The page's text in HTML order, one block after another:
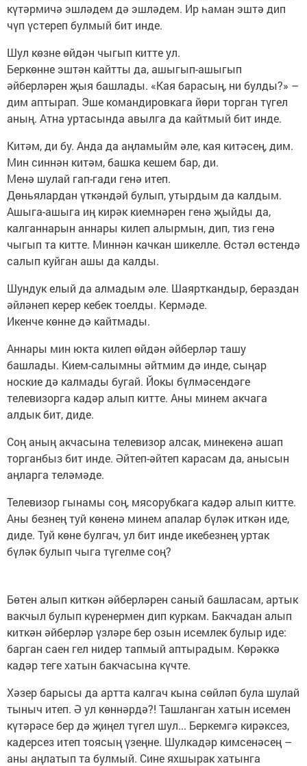
күтәрмичә эшләдем дә эшләдем. Ир һаман эштә дип
чүп үстереп булмый бит инде.
Шул көзне өйдән чыгып китте ул.
Беркөнне эштән кайтты да, ашыгып-ашыгып
әйберләрен җыя башлады. «Кая барасың, ни булды?» –
дим аптырап. Эше командировкага йөри торган түгел
аның. Атна уртасында авылга да кайтмый бит инде.
Китәм, ди бу. Анда да аңламыйм әле, кая китәсең, дим.
Мин синнән китәм, башка кешем бар, ди.
Менә шулай гап-гади генә итеп.
Дөньялардан үткәндәй булып, утырдым да калдым.
Ашыга-ашыга иң кирәк киемнәрен генә җыйды да,
калганнарын аннары килеп алырмын, дип, тиз генә
чыгып та китте. Миннән качкан шикелле. Өстәл өстендә
салып куйган ашы да калды.
Шундук елый да алмадым әле. Шаярткандыр, бераздан
әйләнеп керер кебек тоелды. Кермәде.
Икенче көнне дә кайтмады.
Аннары мин юкта килеп өйдән әйберләр ташу
башлады. Кием-салымны әйтмим дә инде, сыңар
ноские дә калмады бугай. Йокы бүлмәсендәге
телевизорга кадәр алып китте. Аны минем акчага
алдык бит, диде.
Соң аның акчасына телевизор алсак, минекенә ашап
торганбыз бит инде. Әйтеп-әйтеп карасам да, анысын
аңларга теләмәде.
Телевизор гынамы соң, мясорубкага кадәр алып китте.
Аны безнең туй көненә минем апалар бүләк иткән иде,
диде. Туй көне булгач, ул бит инде икебезнең уртак
бүләк булып чыга түгелме соң?
Бөтен алып киткән әйберләрен саный башласам, артык
вакчыл булып күренермен дип куркам. Бакчадан алып
киткән әйберләр үзләре бер озын исемлек булыр иде:
барган саен гел нидер тапмый аптырадым. Көрәккә
кадәр теге хатын бакчасына күчте.
Хәзер барысы да артта калгач кына сөйләп була шулай
тыныч итеп. Ә ул көннәрдә?! Ташланган хатын исемен
күтәрәсе бер дә җиңел түгел шул... Беркемгә кирәксез,
кадерсез итеп тоясың үзеңне. Шулкадәр кимсенәсең –
аны аңлатып та булмый. Сине яхшырак хатынга